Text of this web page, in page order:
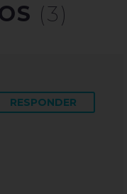
(3)
RESPONDER